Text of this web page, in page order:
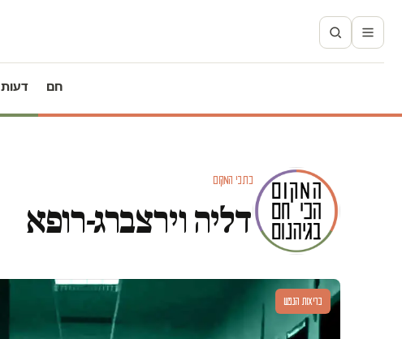
חם דעות
כתבי המקום
דליה וירצברג-רופא
בריאות הנפש